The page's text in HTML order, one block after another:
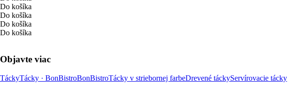
Do košíka
Do košíka
Do košíka
Do košíka
Objavte viac
TáckyTácky · BonBistroBonBistroTácky v striebornej farbeDrevené táckyServírovacie tácky